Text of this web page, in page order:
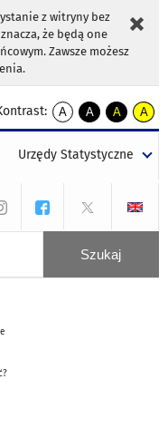
z witryny bez
że będą one
Zawsze możesz
A
kontrast
A
kontrast
tekst
czarnym
A
kontrast
tekst
czarnym
A
tekst
żółtym
Urzędy Statystyczne